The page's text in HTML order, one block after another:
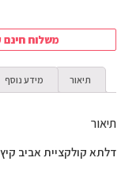
משלוח חינם
תיאור מידע נוסף
תיאור
דלתא קולקציית אביב קיץ 2025